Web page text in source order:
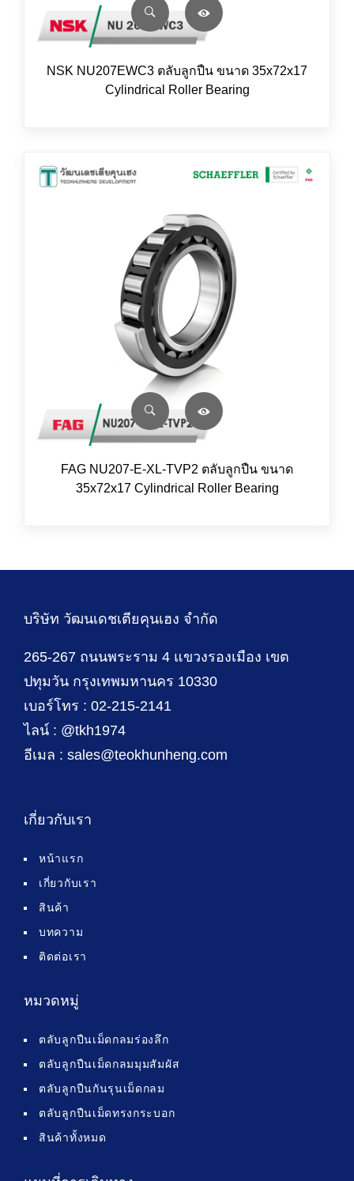
NSK NU207EWC3 ตลับลูกปืน ขนาด 35x72x17
Cylindrical Roller Bearing
FAG NU207-E-XL-TVP2 ตลับลูกปืน ขนาด
35x72x17 Cylindrical Roller Bearing
บริษัท วัฒนเดชเตียคุนเฮง จำกัด
265-267 ถนนพระราม 4 แขวงรองเมือง เขต
ปทุมวัน กรุงเทพมหานคร 10330
เบอร์โทร : 02-215-2141
ไลน์ : @tkh1974
อีเมล : sales@teokhunheng.com
เกี่ยวกับเรา
หน้าแรก
เกี่ยวกับเรา
สินค้า
บทความ
ติดต่อเรา
หมวดหมู่
ตลับลูกปืนเม็ดกลมร่องลึก
ตลับลูกปืนเม็ดกลมมุมสัมผัส
ตลับลูกปืนกันรุนเม็ดกลม
ตลับลูกปืนเม็ดทรงกระบอก
สินค้าทั้งหมด